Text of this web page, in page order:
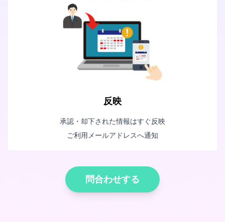
反映
承認・却下された情報はすぐ反映
ご利用メールアドレスへ通知
問合わせする